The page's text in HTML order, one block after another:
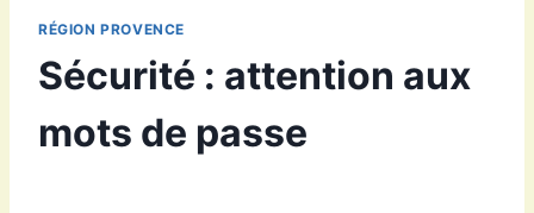
RÉGION PROVENCE
Sécurité : attention aux
mots de passe